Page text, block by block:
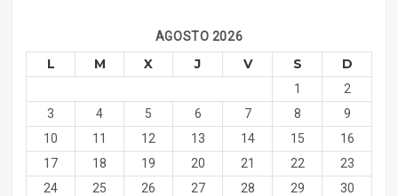
AGOSTO 2026
L M X J V S D
1
2
3
4 5 6 7 8
9
10
11 12 13 14 15
16
17
18 19 20 21 22
23
24
25 26 27 28 29
30